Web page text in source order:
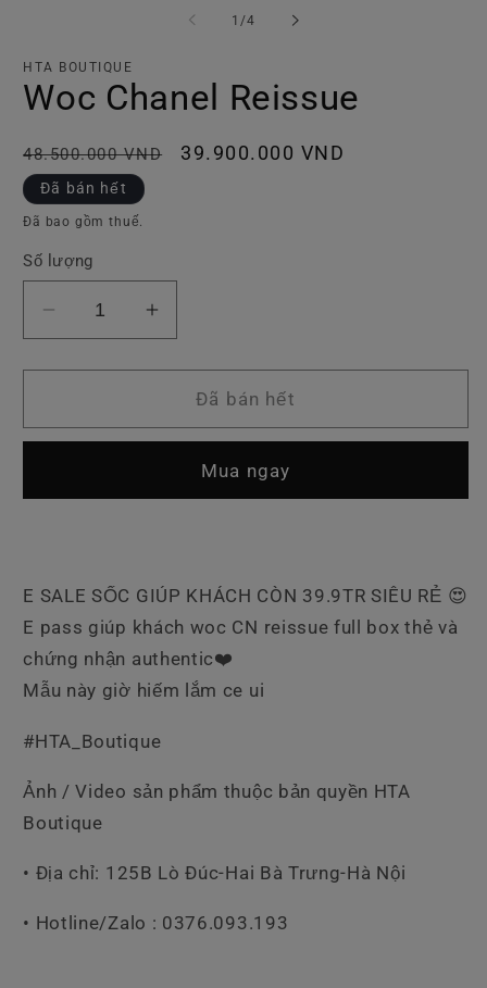
hộp
tương
tác
1 /trong
4
HTA BOUTIQUE
Woc Chanel Reissue
Giá
thông
thường
48.500.000 VND
Giá
39.900.000 VND
Đã bán hết
Đã bao gồm thuế.
Số lượng
Giảm
số
lượng
Woc
Tăng
số
lượng
Woc
Reissue
Đã bán hết
Mua ngay
E SALE SỐC GIÚP KHÁCH CÒN 39.9TR SIÊU RẺ 😍
E pass giúp khách woc CN reissue full box thẻ và
chứng nhận authentic❤️
Mẫu này giờ hiếm lắm ce ui
#HTA_Boutique
Ảnh / Video sản phẩm thuộc bản quyền HTA
Boutique
• Địa chỉ: 125B Lò Đúc-Hai Bà Trưng-Hà Nội
• Hotline/Zalo : 0376.093.193